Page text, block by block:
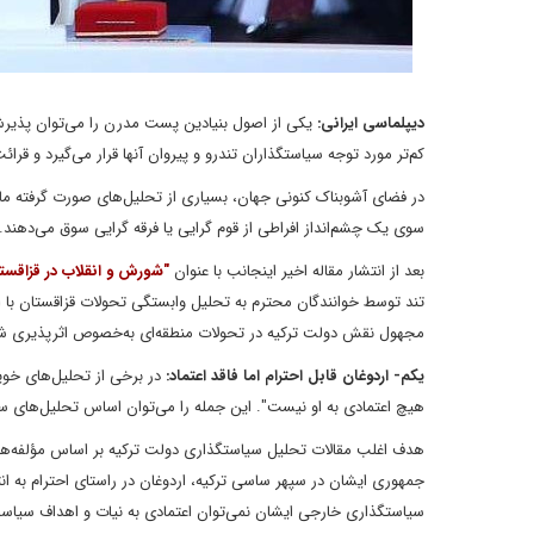
دیپلماسی ایرانی: یکی از اصول بنیادین پست مدرن را می‌توان
کم‌تر مورد توجه سیاستگذاران تندرو و پیروان آنها قرار می‌گیرد
در فضای آشوبناک کنونی جهان، بسیاری از تحلیل‌های صورت گرفته
سوی یک چشم‌انداز افراطی از قوم گرایی یا فرقه گرایی سوق می‌دهند.
بعد از انتشار مقاله اخیر اینجانب با عنوان"شورش و انقلاب در
تند توسط خوانندگان محترم به تحلیل وابستگی تحولات قزاقستان
مجهول نقش دولت ترکیه در تحولات منطقه‌ای به‌خصوص اثرپذیری
یکم- اردوغان قابل احترام اما فاقد اعتماد: در برخی از تحلیل‌های
هیچ اعتمادی به او نیست". این جمله را می‌توان اساس تحلیل‌های
هدف اغلب مقالات تحلیل سیاستگذاری دولت ترکیه بر اساس
جمهوری ایشان در سپهر ساسی ترکیه، اردوغان در راستای احترام به
سیاستگذاری خارجی ایشان نمی‌توان اعتمادی به نیات و اهداف